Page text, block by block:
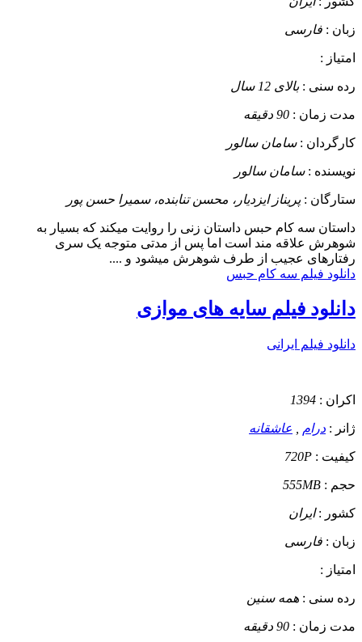
زبان : فارسی
امتیاز :
رده سنی :بالای 12 سال
مدت زمان : 90 دقیقه
کارگردان :سامان سالور
نویسنده :سامان سالور
ستارگان :پریناز ایزدیار، محسن تنابنده، سمیرا حسن پور
داستان سه کام حبس داستان زنی را روایت میکند که بسیار به
شوهرش علاقه مند است اما پس از مدتی متوجه یک سری
رفتارهای عجیب از طرف شوهرش میشود و ....
دانلود فیلم سه کام حبس
دانلود فیلم سایه های موازی
دانلود فیلم ایرانی
اکران : 1394
ژانر : درام عاشقانه
کیفیت : 720P
حجم : 555MB
کشور :ایران
زبان : فارسی
امتیاز :
رده سنی : همه سنین
مدت زمان : 90 دقیقه